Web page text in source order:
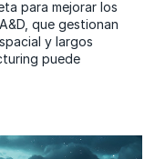
para mejorar los
que gestionan
y largos
puede